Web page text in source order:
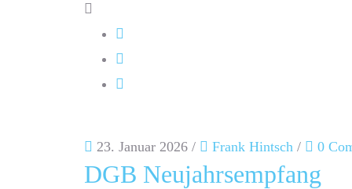
23. Januar 2026 / Frank Hintsch / 0
DGB Neujahrsempfang